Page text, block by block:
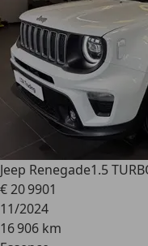
Jeep Renegade1.5
€ 20 9901
11/2024
16 906 km